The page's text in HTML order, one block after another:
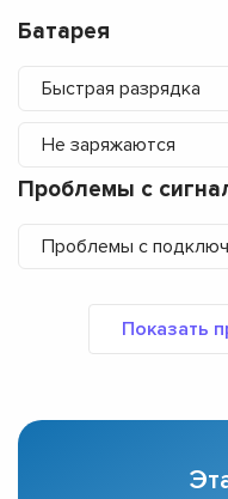
Батарея
Быстрая разрядка
Не заряжаются
Проблемы с
Проблемы с